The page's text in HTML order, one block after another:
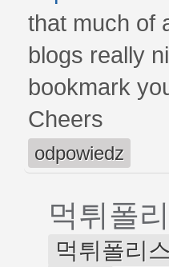
that much of
blogs really
bookmark
Cheers
odpowiedz
먹튀폴
먹튀폴리